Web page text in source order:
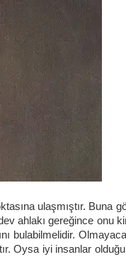
ulaşmıştır. Buna
ahlakı gereğince onu
bulabilmelidir.
Oysa iyi insanlar